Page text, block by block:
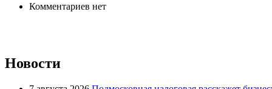
Комментариев нет
Новости